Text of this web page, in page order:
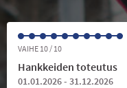
VAIHE 10 / 10
Hankkeiden toteutus
01.01.2026 - 31.12.2026